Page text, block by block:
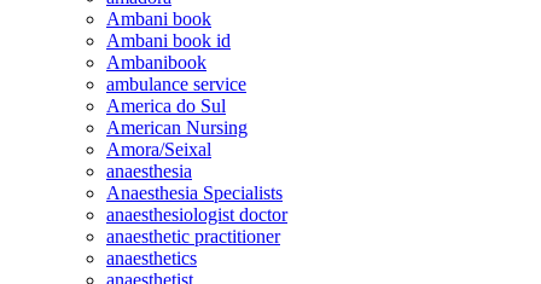
Ambani book
Ambani book id
Ambanibook
ambulance service
America do Sul
American Nursing
Amora/Seixal
anaesthesia
Anaesthesia Specialists
anaesthesiologist doctor
anaesthetic practitioner
anaesthetics
anaesthetist